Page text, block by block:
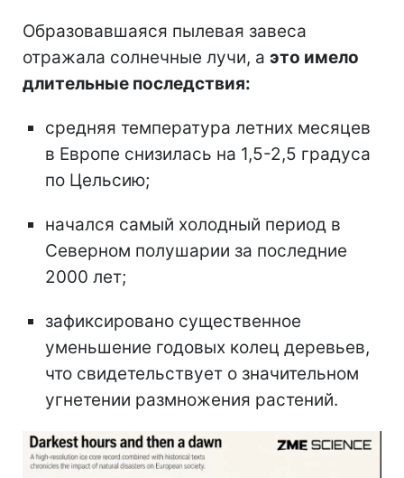
Образовавшаяся пылевая завеса
отражала солнечные лучи, а это имело
длительные последствия:
средняя температура летних месяцев
в Европе снизилась на 1,5-2,5 градуса
по Цельсию;
начался самый холодный период в
Северном полушарии за последние
2000 лет;
зафиксировано существенное
уменьшение годовых колец деревьев,
что свидетельствует о значительном
угнетении размножения растений.